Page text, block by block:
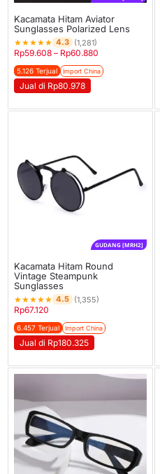
Kacamata Hitam Aviator
Sunglasses Polarized Lens
★★★★★ 4.3 (1,281)
Rp59.608 – Rp60.880
5.126 Terjual Import China
Jual di Rp80.978
GUDANG [MRH2]
Kacamata Hitam Round
Vintage Steampunk
Sunglasses
★★★★★ 4.5 (1,355)
Rp67.120
6.457 Terjual Import China
Jual di Rp180.325